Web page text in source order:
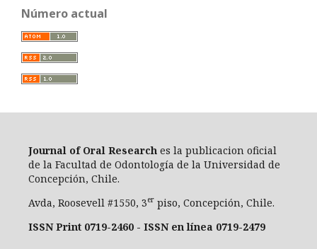
Número actual
Journal of Oral Research es la publicacion oficial
de la Facultad de Odontología de la Universidad de
Concepción, Chile.
Avda, Roosevell #1550, 3er piso, Concepción, Chile.
ISSN Print 0719-2460 - ISSN en línea 0719-2479